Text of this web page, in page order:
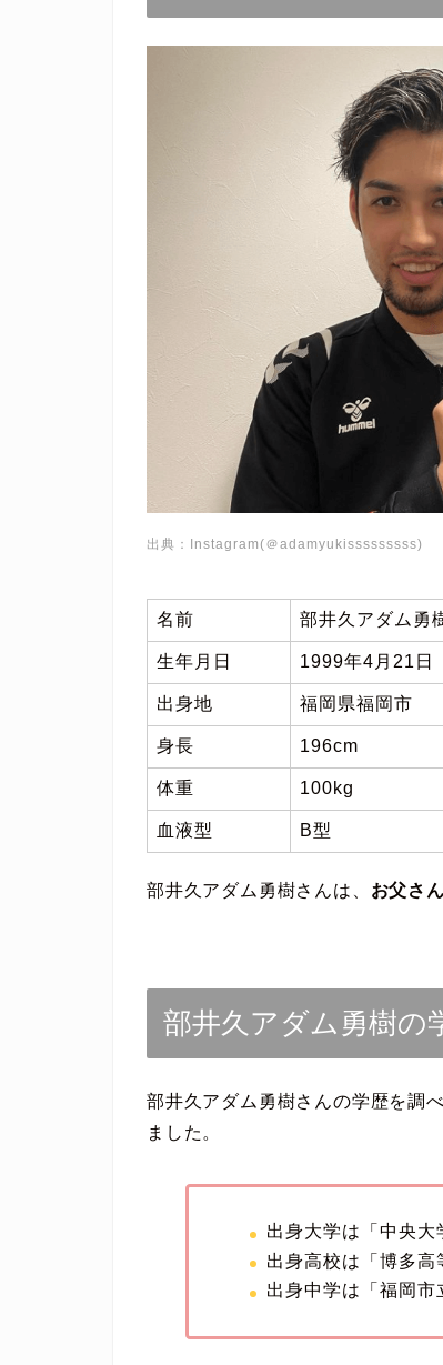
出典：Instagram(＠adamyukisssssssss)
名前 部井久アダム勇
生年月日 1999年4月21日
出身地 福岡県福岡市
身長 196cm
体重 100kg
血液型 B型
部井久アダム勇樹さんは、 お父さ
部井久アダム勇樹の
部井久アダム勇樹さんの学歴を調
ました。
出身大学は「中央大
出身高校は「博多高
出身中学は「福岡市